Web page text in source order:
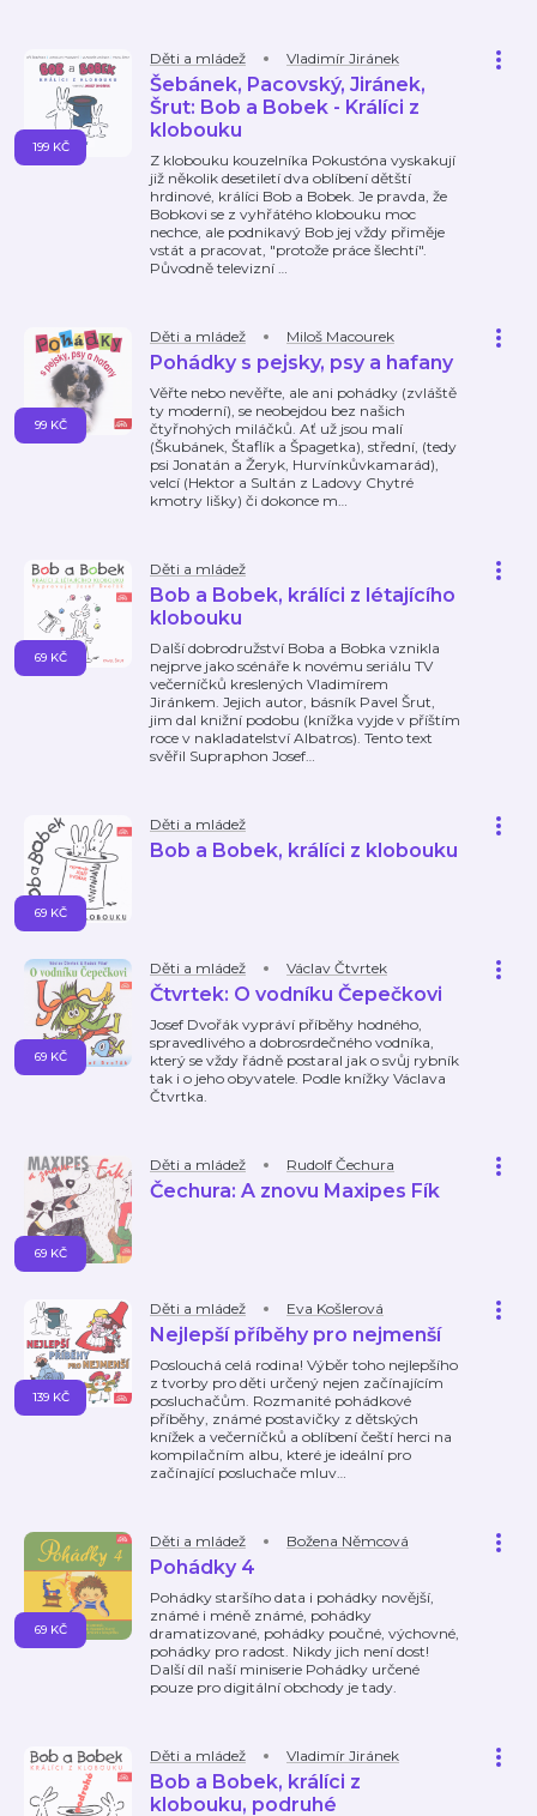
Děti a mládež Vladimír Jiránek
Šebánek, Pacovský, Jiránek,
Šrut: Bob a Bobek - Králíci z
klobouku
Z klobouku kouzelníka Pokustóna vyskakují
již několik desetiletí dva oblíbení dětští
hrdinové, králíci Bob a Bobek. Je pravda, že
Bobkovi se z vyhřátého klobouku moc
nechce, ale podnikavý Bob jej vždy přiměje
vstát a pracovat, "protože práce šlechtí".
Původně televizní …
199 KČ
Děti a mládež Miloš Macourek
Pohádky s pejsky, psy a hafany
Věřte nebo nevěřte, ale ani pohádky (zvláště
ty moderní), se neobejdou bez našich
čtyřnohých miláčků. Ať už jsou malí
(Škubánek, Štaflík a Špagetka), střední, (tedy
psi Jonatán a Žeryk, Hurvínkůvkamarád),
velcí (Hektor a Sultán z Ladovy Chytré
kmotry lišky) či dokonce m…
99 KČ
Děti a mládež
Bob a Bobek, králíci z létajícího
klobouku
Další dobrodružství Boba a Bobka vznikla
nejprve jako scénáře k novému seriálu TV
večerníčků kreslených Vladimírem
Jiránkem. Jejich autor, básník Pavel Šrut,
jim dal knižní podobu (knížka vyjde v příštím
roce v nakladatelství Albatros). Tento text
svěřil Supraphon Josef…
69 KČ
Děti a mládež
Bob a Bobek, králíci z klobouku
69 KČ
Děti a mládež Václav Čtvrtek
Čtvrtek: O vodníku Čepečkovi
Josef Dvořák vypráví příběhy hodného,
spravedlivého a dobrosrdečného vodníka,
který se vždy řádně postaral jak o svůj rybník
tak i o jeho obyvatele. Podle knížky Václava
Čtvrtka.
69 KČ
Děti a mládež Rudolf Čechura
Čechura: A znovu Maxipes Fík
69 KČ
Děti a mládež Eva Košlerová
Nejlepší příběhy pro nejmenší
Poslouchá celá rodina! Výběr toho nejlepšího
z tvorby pro děti určený nejen začínajícím
posluchačům. Rozmanité pohádkové
příběhy, známé postavičky z dětských
knížek a večerníčků a oblíbení čeští herci na
kompilačním albu, které je ideální pro
začínající posluchače mluv…
139 KČ
Děti a mládež Božena Němcová
Pohádky 4
Pohádky staršího data i pohádky novější,
známé i méně známé, pohádky
dramatizované, pohádky poučné, výchovné,
pohádky pro radost. Nikdy jich není dost!
Další díl naší miniserie Pohádky určené
pouze pro digitální obchody je tady.
69 KČ
Děti a mládež Vladimír Jiránek
Bob a Bobek, králíci z
klobouku, podruhé